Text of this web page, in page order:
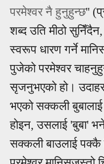
परमेश्‍वर नै हुनुहुन्‍छ''
शब्द उति मीठो
स्वरूप धारण गर्ने
पुजेको परमेश्वर
सृजनुभएको हो।
भएको सक्कली बुबालाई
होइन, उसलाई 'बुबा'
सक्कली बाउलाई पक्कै